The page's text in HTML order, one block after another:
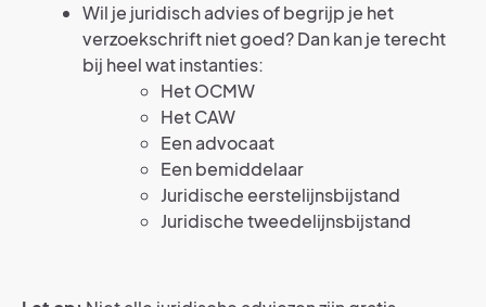
Wil je juridisch advies of begrijp je het
verzoekschrift niet goed? Dan kan je terecht
bij heel wat instanties:
Het OCMW
Het CAW
Een advocaat
Een bemiddelaar
Juridische eerstelijnsbijstand
Juridische tweedelijnsbijstand